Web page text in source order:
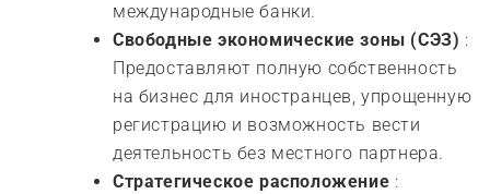
международные банки.
Свободные экономические зоны (СЭЗ) :
Предоставляют полную собственность
на бизнес для иностранцев, упрощенную
регистрацию и возможность вести
деятельность без местного партнера.
Стратегическое расположение :